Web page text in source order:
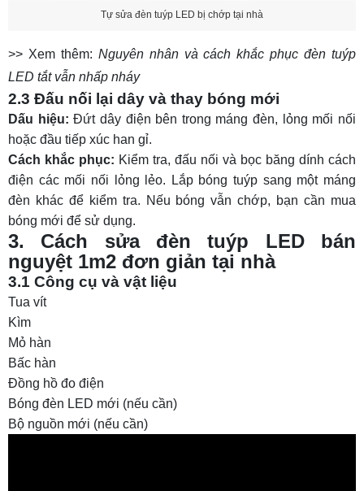
Tự sửa đèn tuýp LED bị chớp tại nhà
>> Xem thêm: Nguyên nhân và cách khắc phục đèn tuýp
LED tắt vẫn nhấp nháy
2.3 Đấu nối lại dây và thay bóng mới
Dấu hiệu: Đứt dây điện bên trong máng đèn, lỏng mối nối
hoặc đầu tiếp xúc han gỉ.
Cách khắc phục: Kiểm tra, đấu nối và bọc băng dính cách
điện các mối nối lỏng lẻo. Lắp bóng tuýp sang một máng
đèn khác để kiểm tra. Nếu bóng vẫn chớp, bạn cần mua
bóng mới để sử dụng.
3. Cách sửa đèn tuýp LED bán
nguyệt 1m2 đơn giản tại nhà
3.1 Công cụ và vật liệu
Tua vít
Kìm
Mỏ hàn
Bấc hàn
Đồng hồ đo điện
Bóng đèn LED mới (nếu cần)
Bộ nguồn mới (nếu cần)